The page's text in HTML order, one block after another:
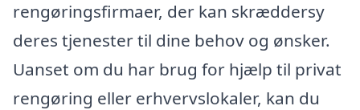
rengøringsfirmaer, der kan skræddersy
deres tjenester til dine behov og ønsker.
Uanset om du har brug for hjælp til privat
rengøring eller erhvervslokaler, kan du